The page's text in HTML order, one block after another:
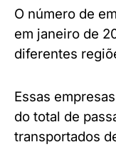
O número de
em janeiro de
diferentes
Essas
do total de
transportados